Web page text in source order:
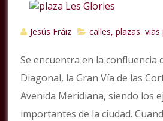
Jesús Fráiz calles, plazas ,vias
Se encuentra en la confluencia
Diagonal, la Gran Vía de las
Avenida Meridiana, siendo los
importantes de la ciudad.